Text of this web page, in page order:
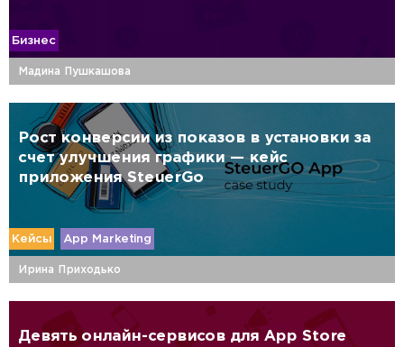
Бизнес
Мадина Пушкашова
Рост конверсии из показов в установки за
счет улучшения графики — кейс
приложения SteuerGo
Кейсы App Marketing
Ирина Приходько
Девять онлайн-сервисов для App Store